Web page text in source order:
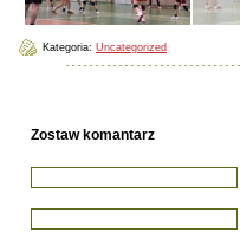
Kategoria: Uncategorized
Zostaw komantarz